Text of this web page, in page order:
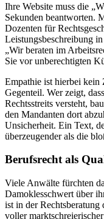
Ihre Website muss die
Sekunden beantworten.
Dozenten für
Leistungsbeschreibung
„Wir beraten im
Sie vor unberechtigten
Empathie ist hierbei kein
Gegenteil. Wer zeigt,
Rechtsstreits versteht,
den Mandanten dort
Unsicherheit. Ein Text,
überzeugender als die
Berufsrecht als
Viele Anwälte fürchten
Damoklesschwert über
ist in der Rechtsberatung
voller